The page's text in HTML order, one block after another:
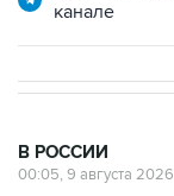
канале
В РОССИИ
00:05, 9 августа 2026